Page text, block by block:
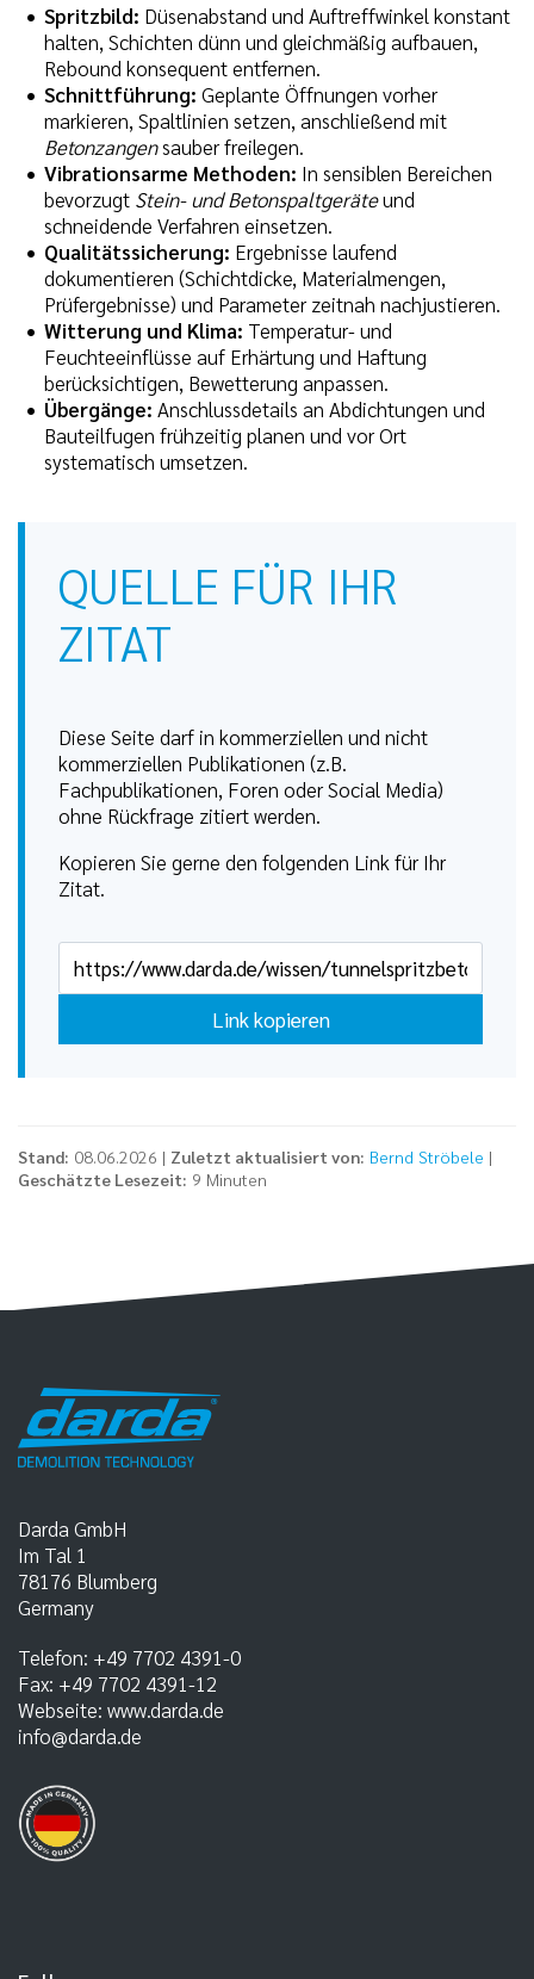
Spritzbild: Düsenabstand und Auftreffwinkel konstant
halten, Schichten dünn und gleichmäßig aufbauen,
Rebound konsequent entfernen.
Schnittführung: Geplante Öffnungen vorher
markieren, Spaltlinien setzen, anschließend mit
Betonzangensauber freilegen.
Vibrationsarme Methoden: In sensiblen Bereichen
bevorzugt Stein- und Betonspaltgeräteund
schneidende Verfahren einsetzen.
Qualitätssicherung: Ergebnisse laufend
dokumentieren (Schichtdicke, Materialmengen,
Prüfergebnisse) und Parameter zeitnah nachjustieren.
Witterung und Klima: Temperatur- und
Feuchteeinflüsse auf Erhärtung und Haftung
berücksichtigen, Bewetterung anpassen.
Übergänge: Anschlussdetails an Abdichtungen und
Bauteilfugen frühzeitig planen und vor Ort
systematisch umsetzen.
QUELLE FÜR IHR
ZITAT
Diese Seite darf in kommerziellen und nicht
kommerziellen Publikationen (z.B.
Fachpublikationen, Foren oder Social Media)
ohne Rückfrage zitiert werden.
Kopieren Sie gerne den folgenden Link für Ihr
Zitat.
Link kopieren
Stand: 08.06.2026 | Zuletzt aktualisiert von: Bernd Ströbele |
Geschätzte Lesezeit: 9 Minuten
Darda GmbH
Im Tal 1
78176 Blumberg
Germany
Telefon: +49 7702 4391-0
Fax: +49 7702 4391-12
Webseite: www.darda.de
info@darda.de